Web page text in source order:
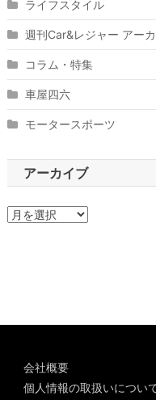
ライフスタイル
週刊Car&レジャー アー
コラム・特集
車屋四六
モータースポーツ
アーカイブ
ア
会社概要
個人情報の取扱いについ